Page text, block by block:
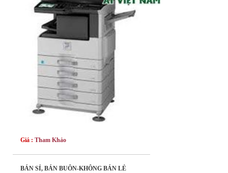
Giá : Tham Khảo
BÁN SỈ, BÁN BUÔN-KHÔNG BÁN LẺ